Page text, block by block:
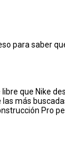
para saber
que Nike
más
Pro